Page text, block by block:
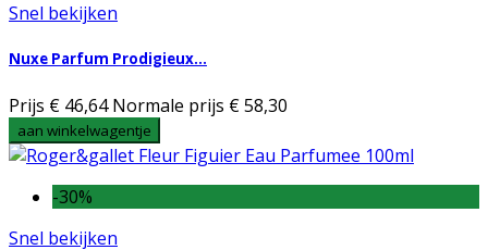
Snel bekijken
Nuxe Parfum Prodigieux...
Prijs € 46,64 Normale prijs € 58,30
aan winkelwagentje
-30%
Snel bekijken